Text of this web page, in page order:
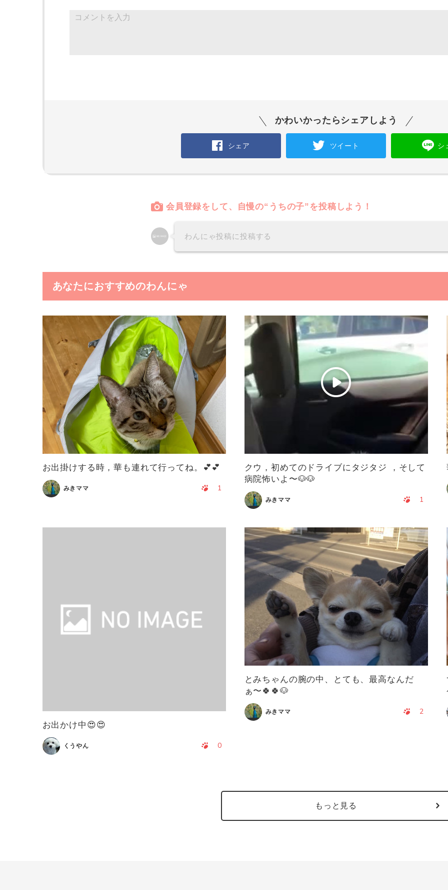
かわいかったらシェアしよう
シェア ツイート シ
会員登録をして、自慢の“うちの子”を投稿しよう！
わんにゃ投稿に投稿する
あなたにおすすめのわんにゃ
お出掛けする時，華も連れて行ってね。💕💕
みきママ 1
クウ，初めてのドライブにタジタジ ，そして
病院怖いよ〜🐶🐶
みきママ 1
お出かけ中😍😍
くうやん 0
とみちゃんの腕の中、とても、最高なんだ
ぁ〜🍀🍀🐶
みきママ 2
もっと見る